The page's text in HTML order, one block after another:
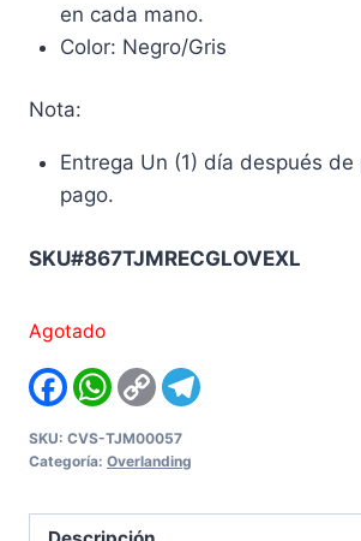
en cada mano.
Color: Negro/Gris
Nota:
Entrega Un (1) día después de
pago.
SKU#867TJMRECGLOVEXL
Agotado
FacebookWhatsApp
Copy
Link
SKU: CVS-TJM00057
Categoría: Overlanding